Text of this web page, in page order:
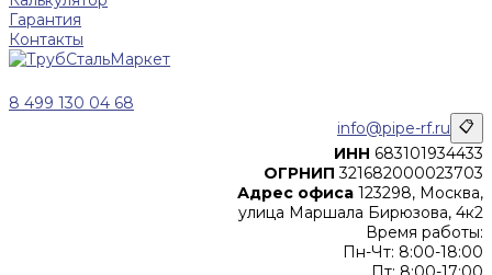
Гарантия
Контакты
8 499 130 04 68
info@pipe-rf.ru 📋
ИНН 683101934433
ОГРНИП 321682000023703
Адрес офиса 123298, Москва,
улица Маршала Бирюзова, 4к2
Время работы:
Пн-Чт: 8:00-18:00